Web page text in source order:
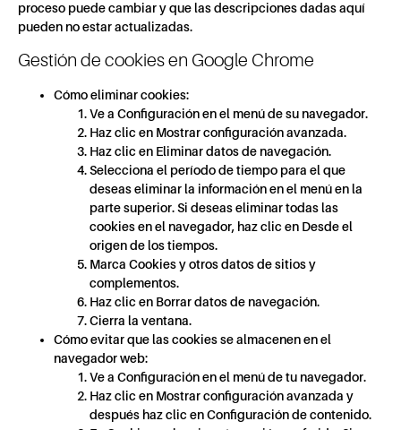
proceso puede cambiar y que las descripciones dadas aquí
pueden no estar actualizadas.
Gestión de cookies en Google Chrome
Cómo eliminar cookies:
Ve a Configuración en el menú de su navegador.
Haz clic en Mostrar configuración avanzada.
Haz clic en Eliminar datos de navegación.
Selecciona el período de tiempo para el que
deseas eliminar la información en el menú en la
parte superior. Si deseas eliminar todas las
cookies en el navegador, haz clic en Desde el
origen de los tiempos.
Marca Cookies y otros datos de sitios y
complementos.
Haz clic en Borrar datos de navegación.
Cierra la ventana.
Cómo evitar que las cookies se almacenen en el
navegador web:
Ve a Configuración en el menú de tu navegador.
Haz clic en Mostrar configuración avanzada y
después haz clic en Configuración de contenido.